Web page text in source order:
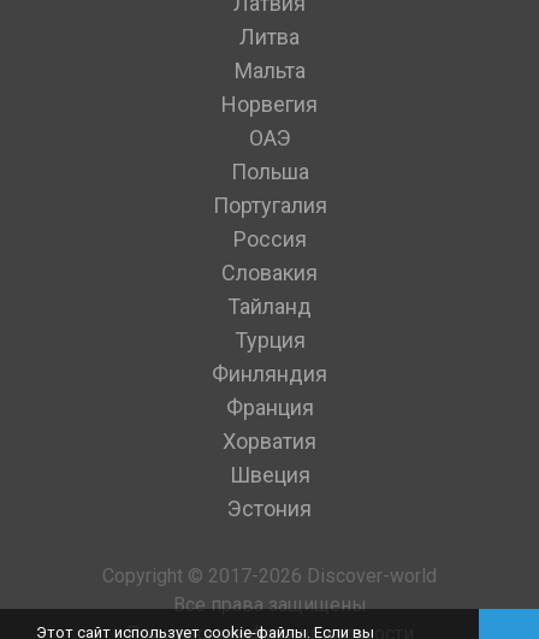
Литва
Мальта
Норвегия
ОАЭ
Польша
Португалия
Россия
Словакия
Тайланд
Турция
Финляндия
Франция
Хорватия
Швеция
Эстония
Copyright © 2017-2026 Discover-world
Все права защищены
Политика конфиденциальности
Этот сайт использует cookie-файлы. Если вы